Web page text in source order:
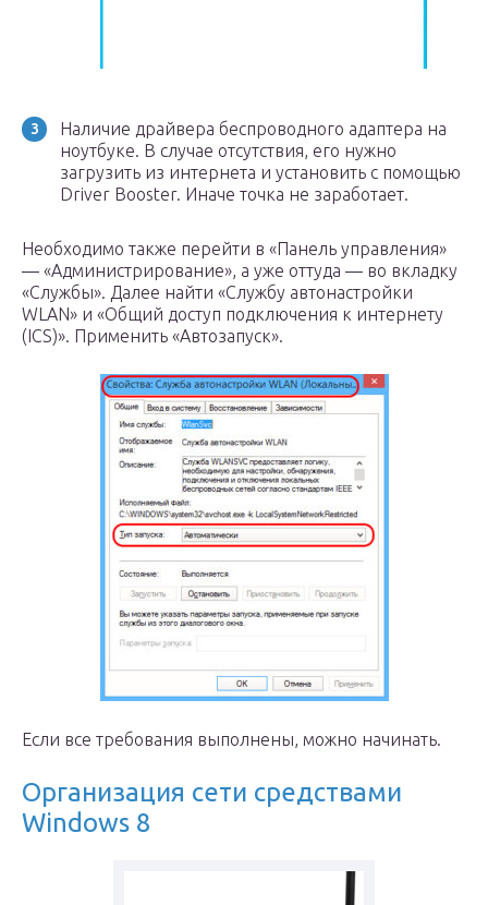
Наличие драйвера беспроводного адаптера на
ноутбуке. В случае отсутствия, его нужно
загрузить из интернета и установить с помощью
Driver Booster. Иначе точка не заработает.
Необходимо также перейти в «Панель управления»
— «Администрирование», а уже оттуда — во вкладку
«Службы». Далее найти «Службу автонастройки
WLAN» и «Общий доступ подключения к интернету
(ICS)». Применить «Автозапуск».
Если все требования выполнены, можно начинать.
Организация сети средствами
Windows 8